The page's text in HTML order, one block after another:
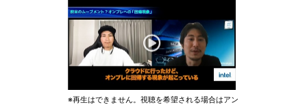
※再生はできません。視聴を希望される場合はアン